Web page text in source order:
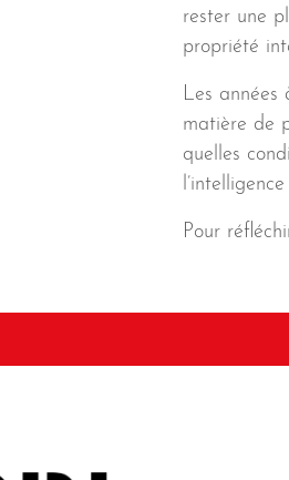
rester une
propriété
Les années
matière de
quelles
Pour